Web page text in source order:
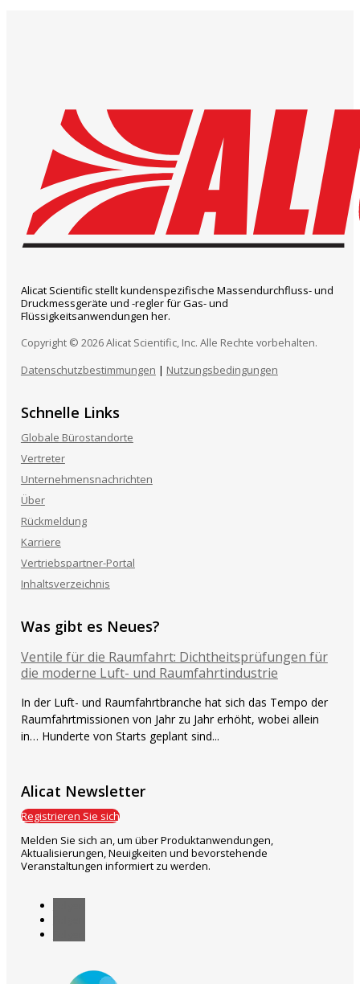
Alicat Scientific stellt kundenspezifische Massendurchfluss- und
Druckmessgeräte und -regler für Gas- und
Flüssigkeitsanwendungen her.
Copyright © 2026 Alicat Scientific, Inc. Alle Rechte vorbehalten.
Datenschutzbestimmungen | Nutzungsbedingungen
Schnelle Links
Globale Bürostandorte
Vertreter
Unternehmensnachrichten
Über
Rückmeldung
Karriere
Vertriebspartner-Portal
Inhaltsverzeichnis
Was gibt es Neues?
Ventile für die Raumfahrt: Dichtheitsprüfungen für
die moderne Luft- und Raumfahrtindustrie
In der Luft- und Raumfahrtbranche hat sich das Tempo der
Raumfahrtmissionen von Jahr zu Jahr erhöht, wobei allein
in… Hunderte von Starts geplant sind...
Alicat Newsletter
Registrieren Sie sich
Melden Sie sich an, um über Produktanwendungen,
Aktualisierungen, Neuigkeiten und bevorstehende
Veranstaltungen informiert zu werden.